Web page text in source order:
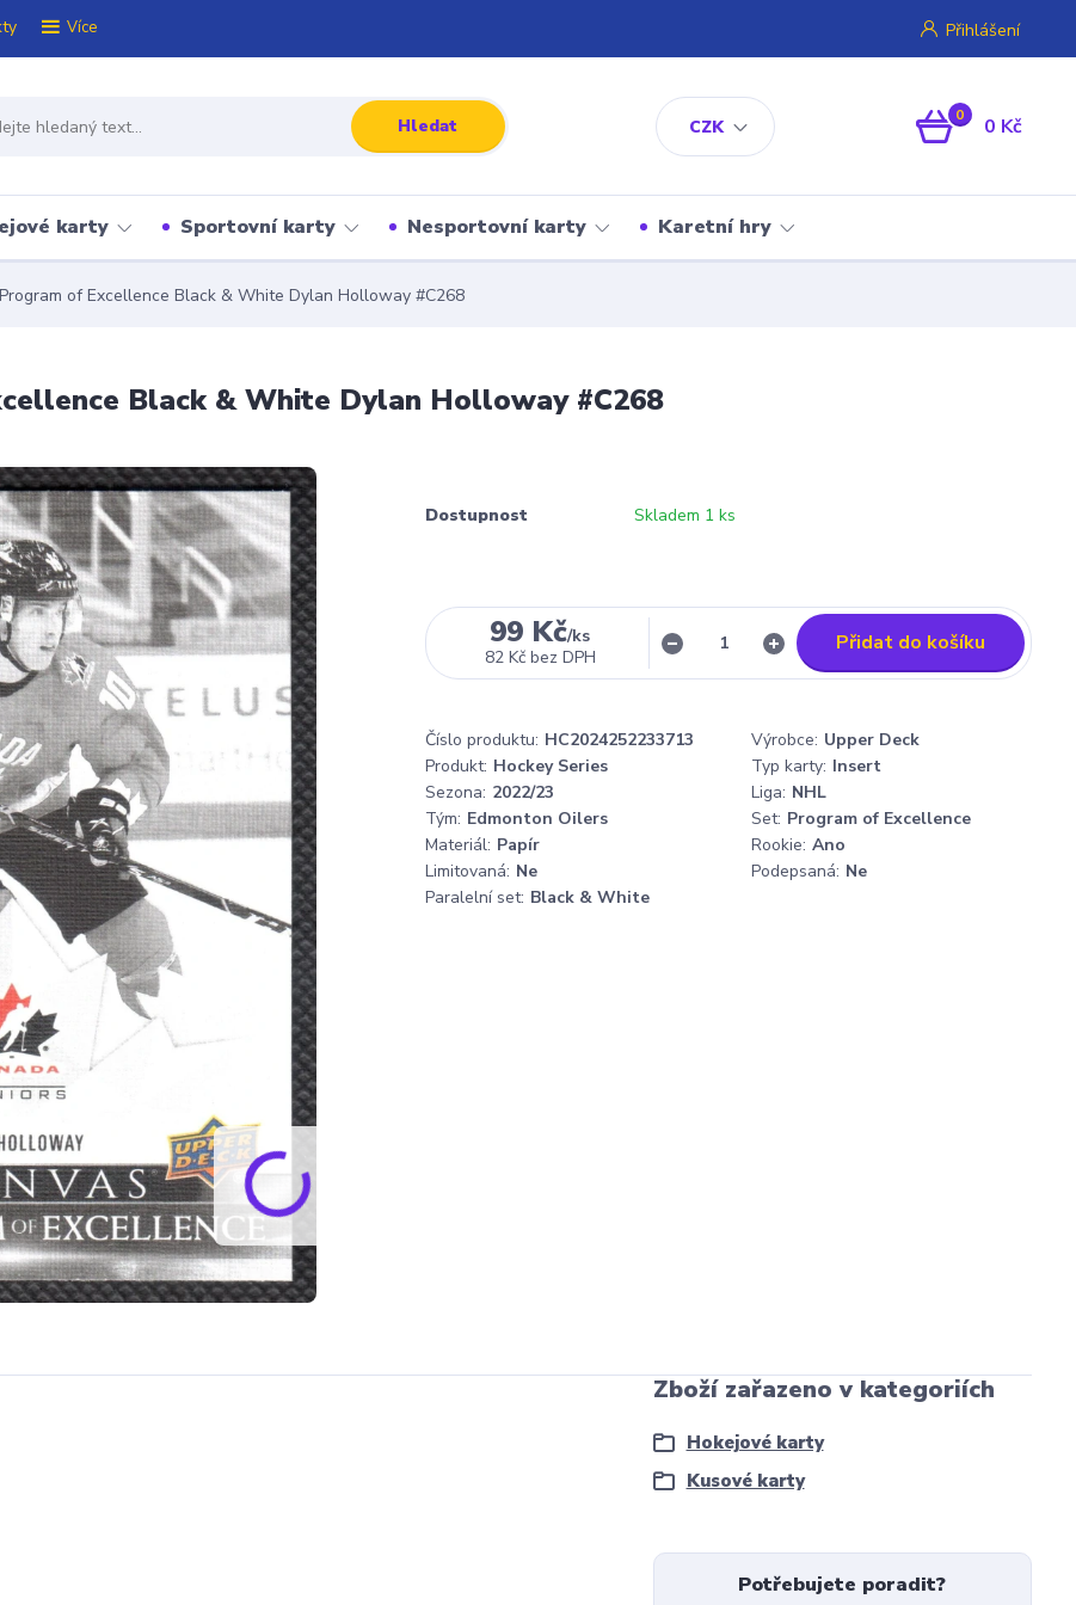
Více
CZK
Přihlášení
Hledat 0 0 Kč
karty Sportovní karty Nesportovní karty Karetní hry
of Excellence Black & White Dylan Holloway #C268
Black & White Dylan Holloway #C268
Dostupnost Skladem 1 ks
99 Kč/ks
82 Kč bez DPH
Přidat do košíku
Číslo produktu: HC2024252233713 Výrobce: Upper Deck
Produkt: Hockey Series Typ karty: Insert
Sezona: 2022/23 Liga: NHL
Tým: Edmonton Oilers Set: Program of Excellence
Materiál: Papír Rookie: Ano
Limitovaná: Ne Podepsaná: Ne
Paralelní set: Black & White
Zboží zařazeno v kategoriích
Hokejové karty
Kusové karty
Potřebujete poradit?